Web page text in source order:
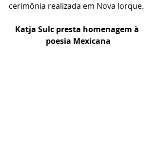
cerimônia realizada em Nova Iorque.
Katja Sulc presta homenagem à
poesia Mexicana